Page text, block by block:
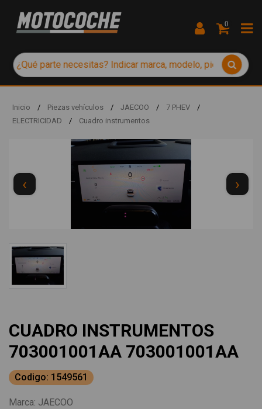
0
Inicio / Piezas vehículos / JAECOO / 7 PHEV
/
ELECTRICIDAD
/ Cuadro instrumentos
‹ ›
CUADRO INSTRUMENTOS
703001001AA 703001001AA
Codigo: 1549561
Marca: JAECOO